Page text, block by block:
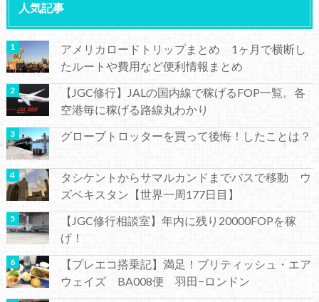
人気記事
アメリカロードトリップまとめ 1ヶ月で横断し
たルートや費用など便利情報まとめ
【JGC修行】JALの国内線で稼げるFOP一覧。各
空港毎に稼げる路線丸わかり
グローブトロッターを買って後悔！したことは？
タシケントからサマルカンドまでバスで移動 ウ
ズベキスタン【世界一周177日目】
【JGC修行相談室】年内に残り20000FOPを稼
げ！
【プレエコ搭乗記】満足！ブリティッシュ・エア
ウェイズ BA008便 羽田−ロンドン